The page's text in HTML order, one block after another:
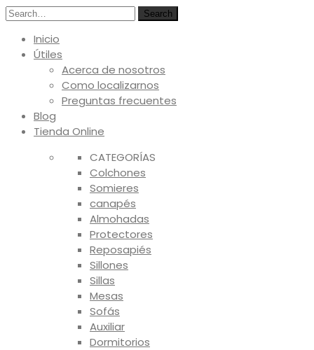
Search
Inicio
Útiles
Acerca de nosotros
Como localizarnos
Preguntas frecuentes
Blog
Tienda Online
CATEGORÍAS
Colchones
Somieres
canapés
Almohadas
Protectores
Reposapiés
Sillones
Sillas
Mesas
Sofás
Auxiliar
Dormitorios